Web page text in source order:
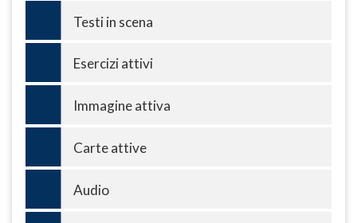
Testi in scena
Esercizi attivi
Immagine attiva
Carte attive
Audio